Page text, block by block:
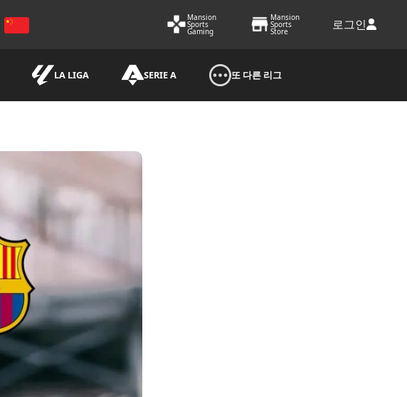
Mansion
Sports
Gaming
Mansion
Sports
Store 로그인
LA LIGA SERIE A 또 다른 리그